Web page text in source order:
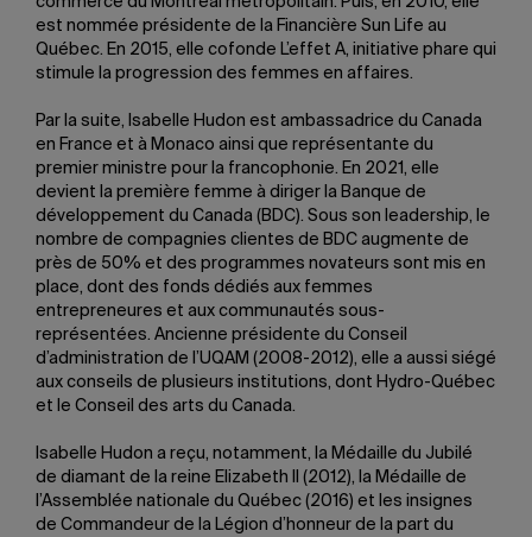
est nommée présidente de la Financière Sun Life au
Québec. En 2015, elle cofonde L’effet A, initiative phare qui
stimule la progression des femmes en affaires.
Par la suite, Isabelle Hudon est ambassadrice du Canada
en France et à Monaco ainsi que représentante du
premier ministre pour la francophonie. En 2021, elle
devient la première femme à diriger la Banque de
développement du Canada (BDC). Sous son leadership, le
nombre de compagnies clientes de BDC augmente de
près de 50% et des programmes novateurs sont mis en
place, dont des fonds dédiés aux femmes
entrepreneures et aux communautés sous-
représentées. Ancienne présidente du Conseil
d’administration de l’UQAM (2008-2012), elle a aussi siégé
aux conseils de plusieurs institutions, dont Hydro-Québec
et le Conseil des arts du Canada.
Isabelle Hudon a reçu, notamment, la Médaille du Jubilé
de diamant de la reine Elizabeth II (2012), la Médaille de
l’Assemblée nationale du Québec (2016) et les insignes
de Commandeur de la Légion d’honneur de la part du